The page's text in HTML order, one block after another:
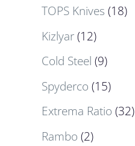
TOPS Knives (18)
Kizlyar(12)
Cold Steel (9)
Spyderco (15)
Extrema Ratio (32)
Rambo (2)